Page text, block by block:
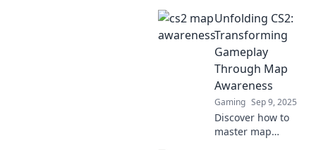
Unfolding CS2:
Transforming
Gameplay
Through Map
Awareness
Gaming Sep 9, 2025
Discover how to
master map